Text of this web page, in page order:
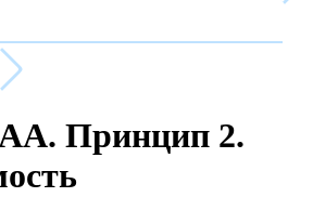
Принцип 2.